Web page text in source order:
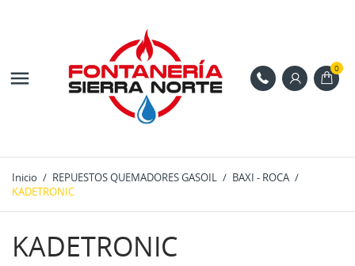
 0
Inicio REPUESTOS QUEMADORES GASOIL
BAXI - ROCA
KADETRONIC
KADETRONIC